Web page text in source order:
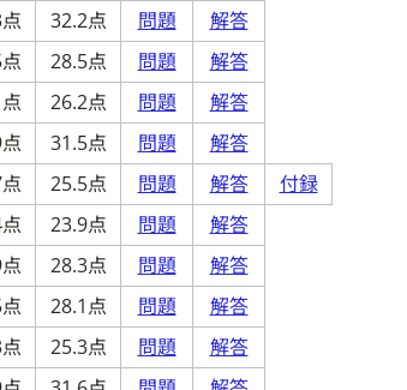
32.2点 問題
解答
28.5点 問題
解答
26.2点 問題
解答
31.5点 問題
解答
25.5点 問題 解答
付録
23.9点 問題
解答
28.3点 問題
解答
28.1点 問題
解答
25.3点 問題
解答